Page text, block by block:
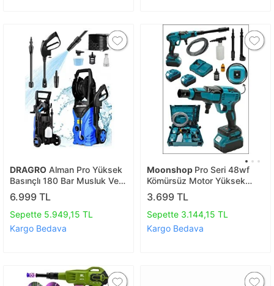
DRAGRO Alman Pro Yüksek
Basınçlı 180 Bar Musluk Ve
Kovadan Su Çekme Bahçe
Oto Yıkama Makinesi
6.999 TL
Sepette 5.949,15 TL
Kargo Bedava
Moonshop Pro Seri 48wf
Kömürsüz Motor Yüksek
Basınçlı Akülü Oto Araba
Yıkama İlaçlama Makinesi
Şarjlı
3.699 TL
Sepette 3.144,15 TL
Kargo Bedava